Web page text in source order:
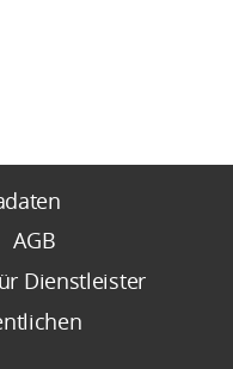
AGB
Dienstleister